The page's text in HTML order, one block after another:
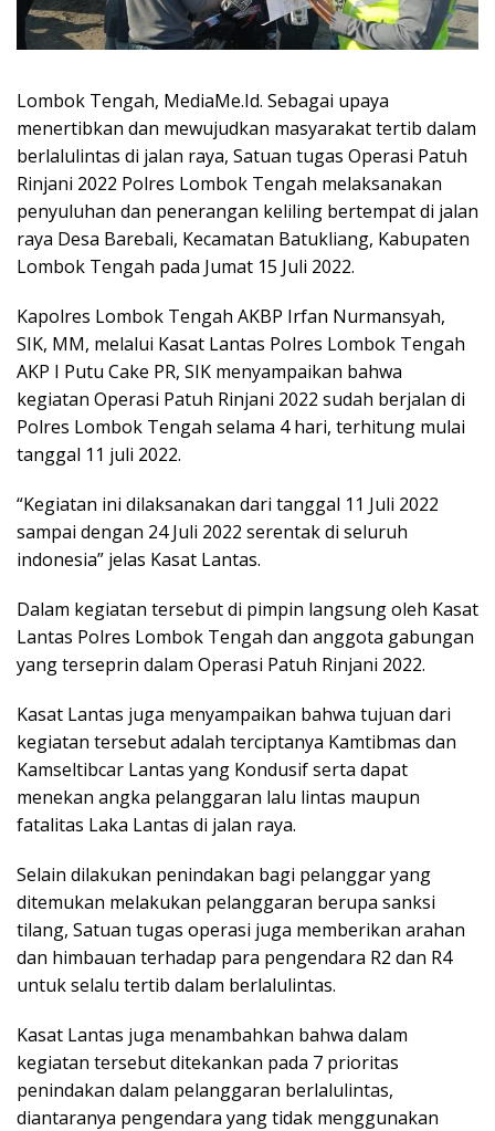
Lombok Tengah, MediaMe.Id. Sebagai upaya
menertibkan dan mewujudkan masyarakat tertib dalam
berlalulintas di jalan raya, Satuan tugas Operasi Patuh
Rinjani 2022 Polres Lombok Tengah melaksanakan
penyuluhan dan penerangan keliling bertempat di jalan
raya Desa Barebali, Kecamatan Batukliang, Kabupaten
Lombok Tengah pada Jumat 15 Juli 2022.
Kapolres Lombok Tengah AKBP Irfan Nurmansyah,
SIK, MM, melalui Kasat Lantas Polres Lombok Tengah
AKP I Putu Cake PR, SIK menyampaikan bahwa
kegiatan Operasi Patuh Rinjani 2022 sudah berjalan di
Polres Lombok Tengah selama 4 hari, terhitung mulai
tanggal 11 juli 2022.
“Kegiatan ini dilaksanakan dari tanggal 11 Juli 2022
sampai dengan 24 Juli 2022 serentak di seluruh
indonesia” jelas Kasat Lantas.
Dalam kegiatan tersebut di pimpin langsung oleh Kasat
Lantas Polres Lombok Tengah dan anggota gabungan
yang terseprin dalam Operasi Patuh Rinjani 2022.
Kasat Lantas juga menyampaikan bahwa tujuan dari
kegiatan tersebut adalah terciptanya Kamtibmas dan
Kamseltibcar Lantas yang Kondusif serta dapat
menekan angka pelanggaran lalu lintas maupun
fatalitas Laka Lantas di jalan raya.
Selain dilakukan penindakan bagi pelanggar yang
ditemukan melakukan pelanggaran berupa sanksi
tilang, Satuan tugas operasi juga memberikan arahan
dan himbauan terhadap para pengendara R2 dan R4
untuk selalu tertib dalam berlalulintas.
Kasat Lantas juga menambahkan bahwa dalam
kegiatan tersebut ditekankan pada 7 prioritas
penindakan dalam pelanggaran berlalulintas,
diantaranya pengendara yang tidak menggunakan